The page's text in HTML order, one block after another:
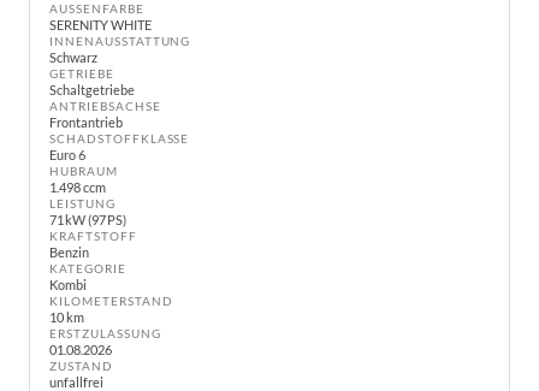
AUSSENFARBE
SERENITY WHITE
INNENAUSSTATTUNG
Schwarz
GETRIEBE
Schaltgetriebe
ANTRIEBSACHSE
Frontantrieb
SCHADSTOFFKLASSE
Euro 6
HUBRAUM
1.498 ccm
LEISTUNG
71 kW (97 PS)
KRAFTSTOFF
Benzin
KATEGORIE
Kombi
KILOMETERSTAND
10 km
ERSTZULASSUNG
01.08.2026
ZUSTAND
unfallfrei